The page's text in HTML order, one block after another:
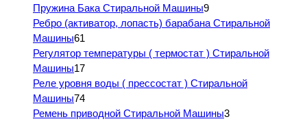
Пружина Бака Стиральной Машины9
Ребро (активатор, лопасть) барабана Стиральной
Машины61
Регулятор температуры ( термостат ) Стиральной
Машины17
Реле уровня воды ( прессостат ) Стиральной
Машины74
Ремень приводной Стиральной Машины3